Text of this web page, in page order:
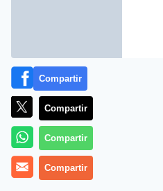
Compartir
Compartir
Compartir
Compartir